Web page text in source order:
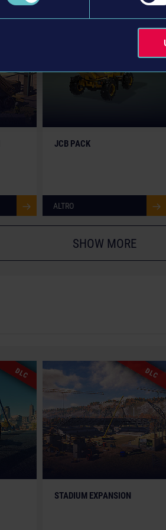
DLC DLC
JCB PACK
ALTRO
SHOW MORE
DLC DLC
STADIUM EXPANSION